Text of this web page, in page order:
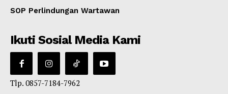
SOP Perlindungan Wartawan
Ikuti Sosial Media Kami
Tlp. 0857-7184-7962